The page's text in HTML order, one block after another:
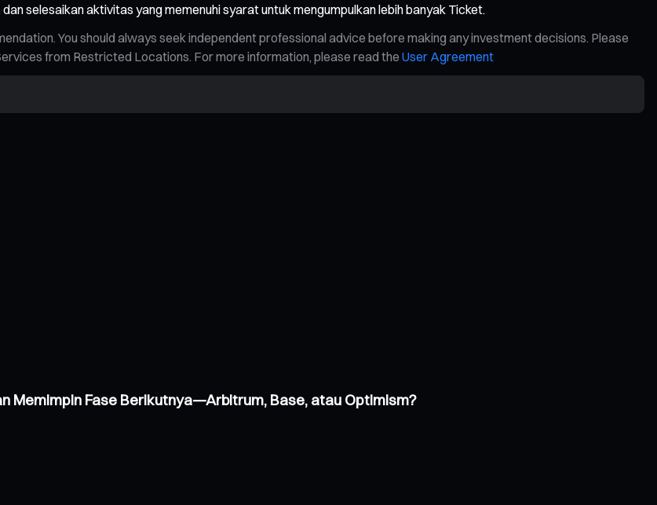
selesaikan aktivitas yang memenuhi syarat untuk mengumpulkan lebih banyak Ticket.
You should always seek independent professional advice before making any investment decisions. Please
from Restricted Locations. For more information, please read the User Agreement
Memimpin Fase Berikutnya—Arbitrum, Base, atau Optimism?